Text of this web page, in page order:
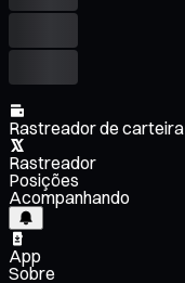
Rastreador de carteira
Rastreador
Posições
Acompanhando
App
Sobre